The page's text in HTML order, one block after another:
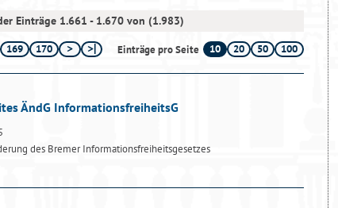
Einträge 1.661 - 1.670 von (1.983)
169 170 Einträge pro Seite 10 20 50 100
ÄndG InformationsfreiheitsG
des Bremer Informationsfreiheitsgesetzes